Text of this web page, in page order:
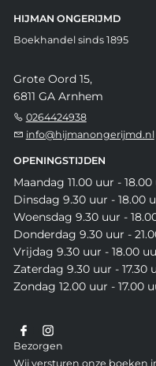
HIJMAN ONGERIJMD
Boekhandel sinds 1895
Grote Oord 15,
6811 GA Arnhem
0264424938
info@hijmanongerijmd.nl
OPENINGSTIJDEN
Maandag 11.00 uur - 18.00
Dinsdag 9.30 uur - 18.00
Woensdag 9.30 uur -
Donderdag 9.30 uur -
Vrijdag 9.30 uur - 18.00
Zaterdag 9.30 uur - 17.30
Zondag 12.00 uur - 17.00
Bezorgen
Wij versturen onze boeken